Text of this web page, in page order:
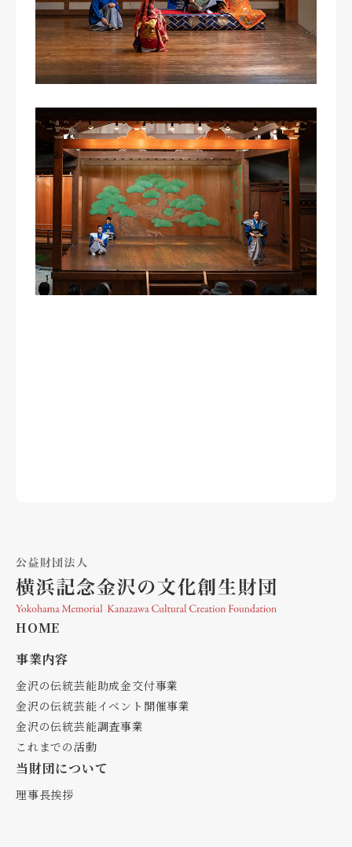
HOME
事業内容
⾦沢の伝統芸能助成⾦交付事業
⾦沢の伝統芸能イベント開催事業
⾦沢の伝統芸能調査事業
これまでの活動
当財団について
理事⻑挨拶